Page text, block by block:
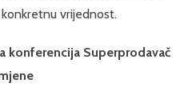
vrijednost.
konferencija Superprodavač